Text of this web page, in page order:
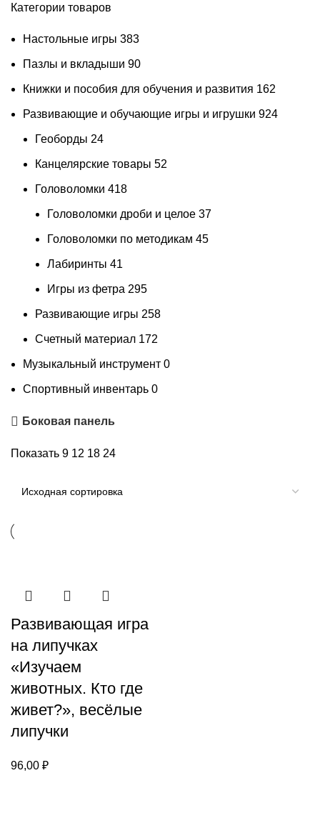
Категории товаров
Настольные игры 383
Пазлы и вкладыши 90
Книжки и пособия для обучения и развития 162
Развивающие и обучающие игры и игрушки 924
Геоборды 24
Канцелярские товары 52
Головоломки 418
Головоломки дроби и целое 37
Головоломки по методикам 45
Лабиринты 41
Игры из фетра 295
Развивающие игры 258
Счетный материал 172
Музыкальный инструмент 0
Спортивный инвентарь 0
Боковая панель
Показать 9 12 18 24
Развивающая игра
на липучках
«‎Изучаем
животных. Кто где
живет?», весёлые
липучки
96,00 ₽